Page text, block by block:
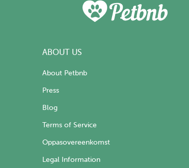
ABOUT US
About Petbnb
Press
Blog
Terms of Service
Oppasovereenkomst
Legal Information